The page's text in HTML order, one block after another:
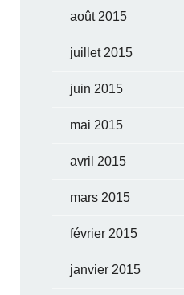
août 2015
juillet 2015
juin 2015
mai 2015
avril 2015
mars 2015
février 2015
janvier 2015